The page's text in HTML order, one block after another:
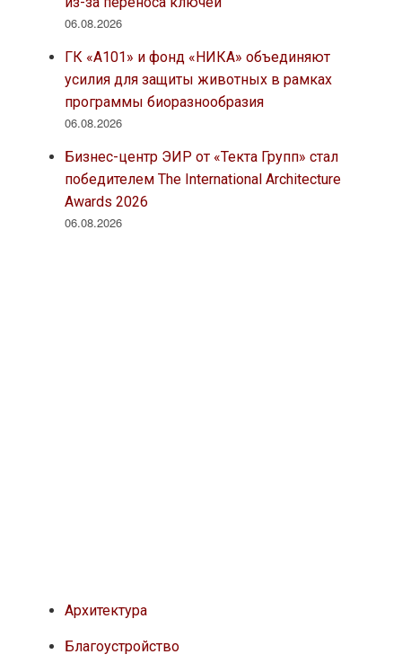
06.08.2026
ГК «А101» и фонд «НИКА» объединяют
усилия для защиты животных в рамках
программы биоразнообразия
06.08.2026
Бизнес-центр ЭИР от «Текта Групп» стал
победителем The International Architecture
Awards 2026
06.08.2026
Архитектура
Благоустройство